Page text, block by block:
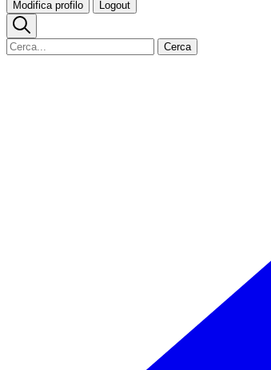
Modifica profilo Logout
Cerca